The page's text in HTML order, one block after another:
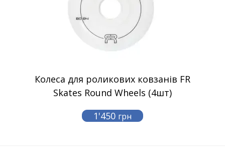
Колеса для роликових ковзанів FR
Skates Round Wheels (4шт)
1'450 грн